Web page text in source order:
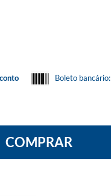
Boleto bancário:
COMPRAR